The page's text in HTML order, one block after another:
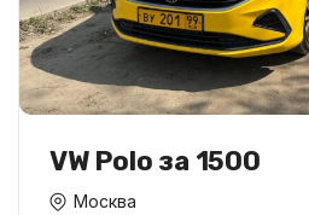
VW Polo за 1500
Москва